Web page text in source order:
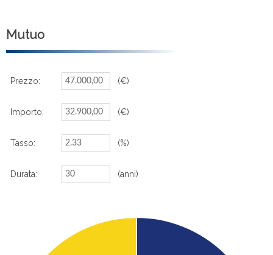
Mutuo
Prezzo: (€)
Importo: (€)
Tasso: (%)
Durata: (anni)